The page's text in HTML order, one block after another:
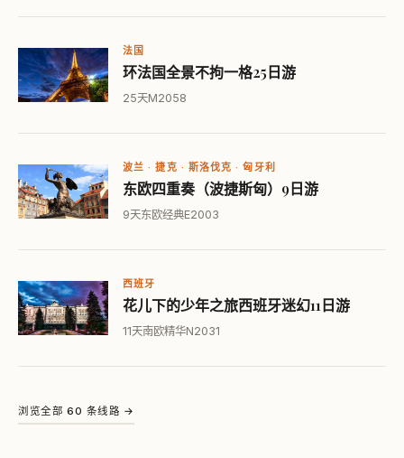
法国
环法国全景不拘一格25日游
25天M2058
波兰 · 捷克 · 斯洛伐克 · 匈牙利
东欧四重奏（波捷斯匈）9日游
9天东欧经典E2003
西班牙
花儿下的少年之旅西班牙迷幻11日游
11天南欧精华N2031
浏览全部 60 条线路 →